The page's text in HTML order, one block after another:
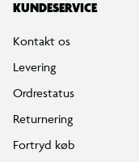
KUNDESERVICE
Kontakt os
Levering
Ordrestatus
Returnering
Fortryd køb